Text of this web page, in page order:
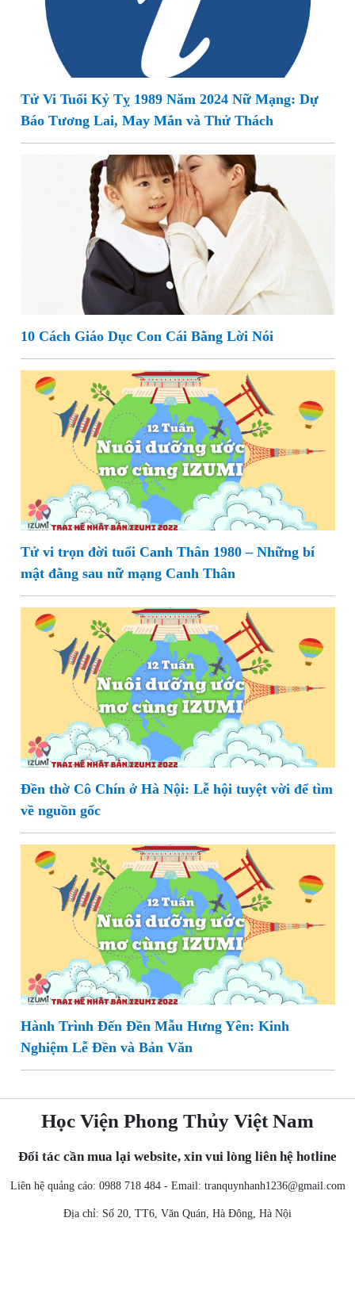
Tử Vi Tuổi Kỷ Tỵ 1989 Năm 2024 Nữ Mạng: Dự
Báo Tương Lai, May Mắn và Thử Thách
10 Cách Giáo Dục Con Cái Bằng Lời Nói
Tử vi trọn đời tuổi Canh Thân 1980 – Những bí
mật đằng sau nữ mạng Canh Thân
Đền thờ Cô Chín ở Hà Nội: Lễ hội tuyệt vời để tìm
về nguồn gốc
Hành Trình Đến Đền Mẫu Hưng Yên: Kinh
Nghiệm Lễ Đền và Bản Văn
Học Viện Phong Thủy Việt Nam
Đối tác cần mua lại website, xin vui lòng liên hệ hotline
Liên hệ quảng cáo: 0988 718 484 - Email: tranquynhanh1236@gmail.com
Địa chỉ: Số 20, TT6, Văn Quán, Hà Đông, Hà Nội